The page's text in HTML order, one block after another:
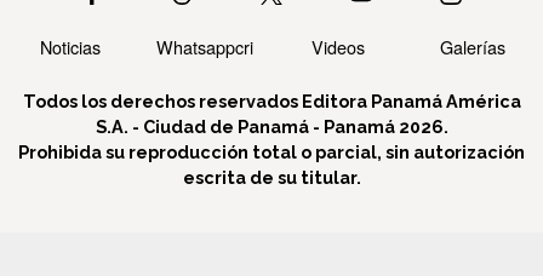
Noticias Whatsappcri Videos Galerías
Todos los derechos reservados Editora Panamá América
S.A. - Ciudad de Panamá - Panamá 2026.
Prohibida su reproducción total o parcial, sin autorización
escrita de su titular.